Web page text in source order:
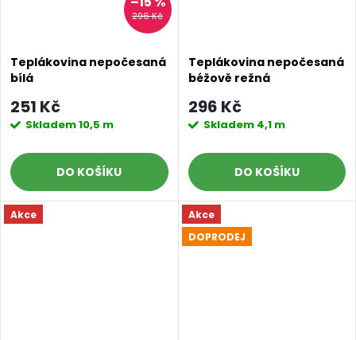
296 Kč
Teplákovina nepočesaná
bílá
251 Kč
Skladem10,5 m
DO KOŠÍKU
Teplákovina nepočesaná
béžově režná
296 Kč
Skladem 4,1 m
DO KOŠÍKU
Akce
Akce
DOPRODEJ